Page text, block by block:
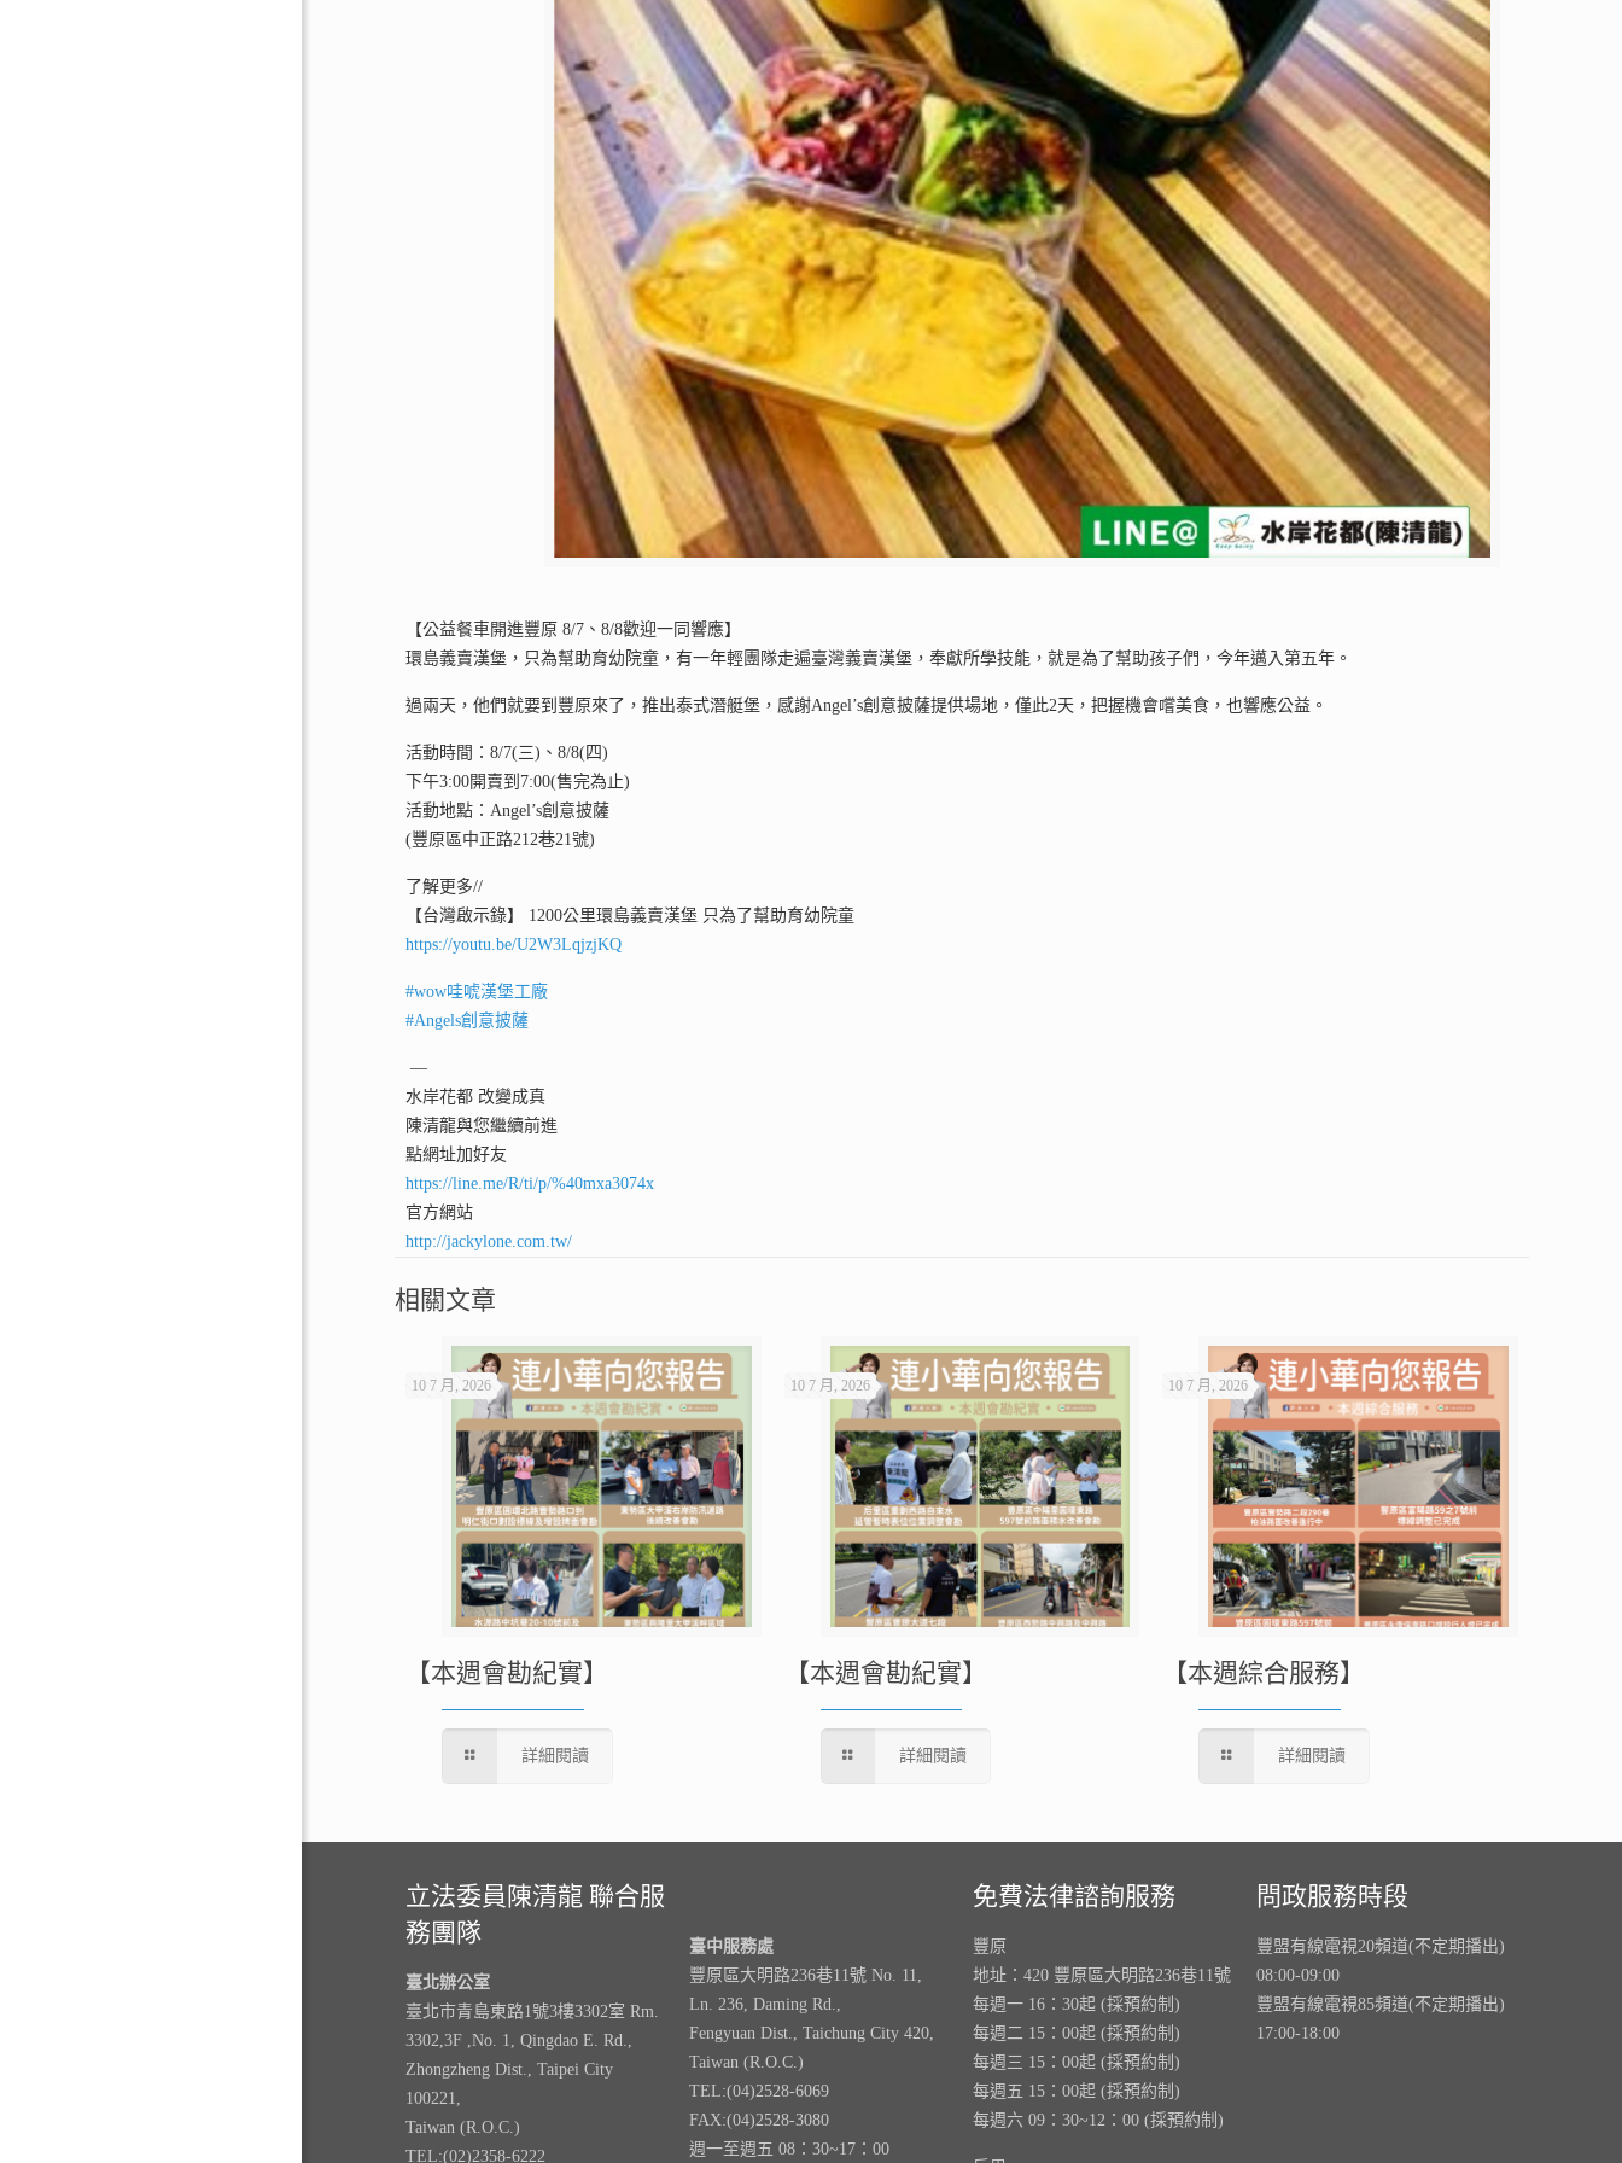
【公益餐車開進豐原 8/7、8/8歡迎一同響應】
環島義賣漢堡，只為幫助育幼院童，有一年輕團隊走遍臺灣義賣漢堡，奉獻所學技能，就是為了幫助孩子們，今年邁入第五年。
過兩天，他們就要到豐原來了，推出泰式潛艇堡，感謝Angel’s創意披薩提供場地，僅此2天，把握機會嚐美食，也響應公益。
活動時間：8/7(三)、8/8(四)
下午3:00開賣到7:00(售完為止)
活動地點：Angel’s創意披薩
(豐原區中正路212巷21號)
了解更多//
【台灣啟示錄】 1200公里環島義賣漢堡 只為了幫助育幼院童
https://youtu.be/U2W3LqjzjKQ
#wow哇唬漢堡工廠
#Angels創意披薩
—
水岸花都 改變成真
陳清龍與您繼續前進
點網址加好友
https://line.me/R/ti/p/%40mxa3074x
官方網站
http://jackylone.com.tw/
相關文章
10 7 月, 2026
【本週會勘紀實】
詳細閱讀
10 7 月, 2026
【本週會勘紀實】
詳細閱讀
10 7 月, 2026
【本週綜合服務】
詳細閱讀
立法委員陳清龍 聯合服
務團隊
臺北辦公室
臺北市青島東路1號3樓3302室 Rm.
3302,3F ,No. 1, Qingdao E. Rd.,
Zhongzheng Dist., Taipei City
100221,
Taiwan (R.O.C.)
TEL:(02)2358-6222
臺中服務處
豐原區大明路236巷11號 No. 11,
Ln. 236, Daming Rd.,
Fengyuan Dist., Taichung City 420,
Taiwan (R.O.C.)
TEL:(04)2528-6069
FAX:(04)2528-3080
週一至週五 08：30~17：00
免費法律諮詢服務
豐原
地址：420 豐原區大明路236巷11號
每週一 16：30起 (採預約制)
每週二 15：00起 (採預約制)
每週三 15：00起 (採預約制)
每週五 15：00起 (採預約制)
每週六 09：30~12：00 (採預約制)
問政服務時段
豐盟有線電視20頻道(不定期播出)
08:00-09:00
豐盟有線電視85頻道(不定期播出)
17:00-18:00